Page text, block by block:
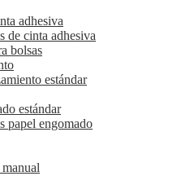
adhesiva
de cinta adhesiva
bolsas
estándar
estándar
papel engomado